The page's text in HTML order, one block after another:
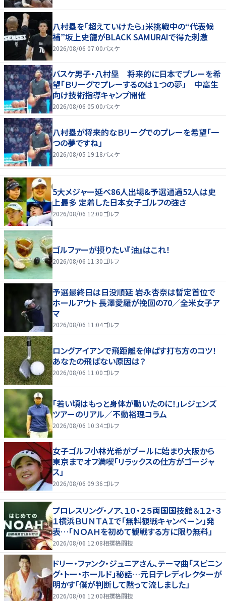
八村塁を「超えていけたら」米挑戦中の“代表候
補”坂上史龍がBLACK SAMURAIで得た刺激
2026/08/06 07:00バスケ
バスケ男子・八村塁 将来的に日本でプレーを希
望「Ｂリーグでプレーするのは１つの夢」 中高生
向け技術指導キャンプ開催
2026/08/06 05:00バスケ
八村塁が将来的なＢリーグでのプレーを希望「一
つの夢ですね」
2026/08/05 19:18バスケ
5大メジャー延べ86人出場&予選通過52人は史
上最多 定着した日本女子ゴルフの強さ
2026/08/06 12:00ゴルフ
ゴルファーが摂りたい『油』はこれ！
2026/08/06 11:30ゴルフ
予選最終日は日没順延 岩永杏奈は暫定首位で
ホールアウト 長澤愛羅が挽回の70／全米女子ア
マ
2026/08/06 11:04ゴルフ
ロングアイアンで飛距離を伸ばす打ち方のコツ！
あなたの飛ばない原因は？
2026/08/06 11:00ゴルフ
「若い頃はもっと身体が動いたのに！」レジェンズ
ツアーのリアル／不動裕理コラム
2026/08/06 10:34ゴルフ
女子ゴルフ小林光希がプールに始まり大阪から
東京までオフ満喫「リラックスの仕方がゴージャ
ス」
2026/08/06 09:36ゴルフ
プロレスリング・ノア、１０・２５両国国技館＆１２・３
１横浜ＢＵＮＴＡＩで「無料観戦キャンペーン」発
表…「ＮＯＡＨを初めて観戦する方に限り無料」
2026/08/06 12:08相撲格闘技
ドリー・ファンク・ジュニアさん、テーマ曲「スピニン
グ・トー・ホールド」秘話…元日テレディレクターが
明かす「僕が判断して黙って流しました」
2026/08/06 12:00相撲格闘技